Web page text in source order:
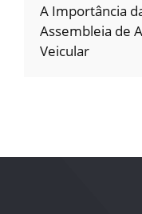
A Importância
Assembleia de
Veicular